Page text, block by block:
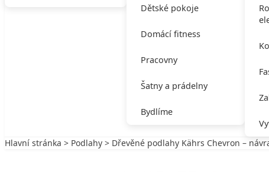
Dětské pokoje
Domácí fitness
Pracovny
Šatny a prádelny
Bydlíme
Hlavní stránka > Podlahy > Dřevěné podlahy Kährs Chevron –